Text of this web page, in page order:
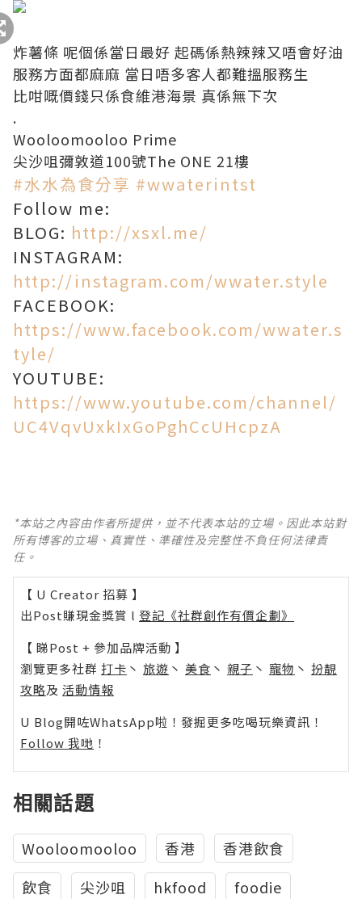
炸薯條 呢個係當日最好 起碼係熱辣辣又唔會好油
服務方面都麻麻 當日唔多客人都難搵服務生
比咁嘅價錢只係食維港海景 真係無下次
.
Wooloomooloo Prime
尖沙咀彌敦道100號The ONE 21樓
#水水為食分享 #wwaterintst
Follow me:
BLOG: http://xsxl.me/
INSTAGRAM:
http://instagram.com/wwater.style
FACEBOOK:
https://www.facebook.com/wwater.s
tyle/
YOUTUBE:
https://www.youtube.com/channel/
UC4VqvUxkIxGoPghCcUHcpzA
*本站之內容由作者所提供，並不代表本站的立場。因此本站對
所有博客的立場、真實性、準確性及完整性不負任何法律責
任。
【 U Creator 招募 】
出Post賺現金獎賞 l 登記《社群創作有價企劃》
【 睇Post + 參加品牌活動 】
瀏覽更多社群 打卡 丶 旅遊 丶 美食 丶 親子 丶 寵物 丶 扮靚
攻略及 活動情報
U Blog開咗WhatsApp啦！發掘更多吃喝玩樂資訊！
Follow 我哋 ！
相關話題
Wooloomooloo 香港
香港飲食
飲食
尖沙咀 hkfood
foodie